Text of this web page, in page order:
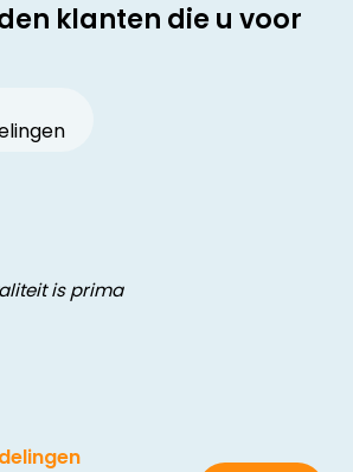
klanten die u voor
is prima